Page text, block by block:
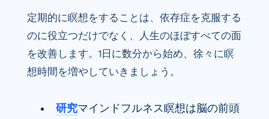
定期的に瞑想をすることは、依存症を克服する
のに役立つだけでなく、人生のほぼすべての面
を改善します。1日に数分から始め、徐々に瞑
想時間を増やしていきましょう。
研究マインドフルネス瞑想は脳の前頭